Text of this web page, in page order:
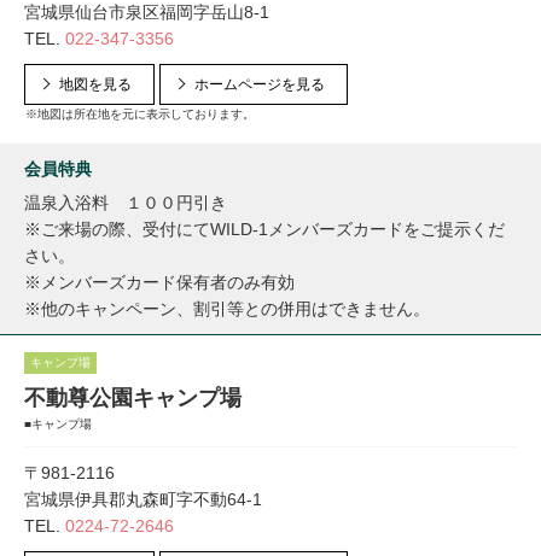
宮城県仙台市泉区福岡字岳山8-1
TEL. 022-347-3356
地図を見る
※地図は所在地を元に表示しております。
ホームページを見る
会員特典
温泉入浴料 １００円引き
※ご来場の際、受付にてWILD-1メンバーズカードをご提示くだ
さい。
※メンバーズカード保有者のみ有効
※他のキャンペーン、割引等との併用はできません。
キャンプ場
不動尊公園キャンプ場
■キャンプ場
〒981-2116
宮城県伊具郡丸森町字不動64-1
TEL. 0224-72-2646